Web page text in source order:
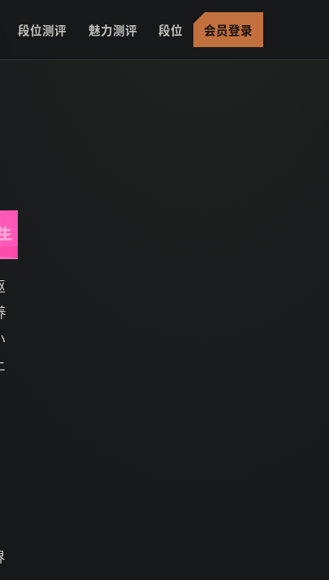
段位测评 魅力测评 段位 会员登录